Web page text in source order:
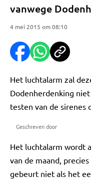
vanwege
4 mei 2015 om 08:10
Het luchtalarm zal
Dodenherdenking
testen van de sirenes
Geschreven door
Het luchtalarm wordt
van de maand,
gebeurt niet als het